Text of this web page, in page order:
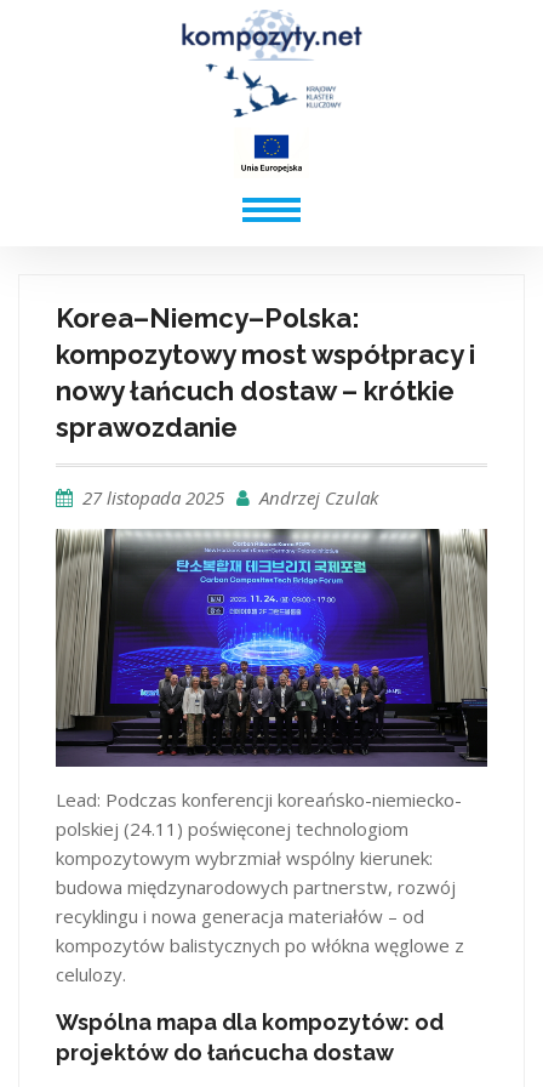
Korea–Niemcy–Polska:
kompozytowy most współpracy i
nowy łańcuch dostaw – krótkie
sprawozdanie
27 listopada 2025 Andrzej Czulak
Lead: Podczas konferencji koreańsko-niemiecko-
polskiej (24.11) poświęconej technologiom
kompozytowym wybrzmiał wspólny kierunek:
budowa międzynarodowych partnerstw, rozwój
recyklingu i nowa generacja materiałów – od
kompozytów balistycznych po włókna węglowe z
celulozy.
Wspólna mapa dla kompozytów: od
projektów do łańcucha dostaw